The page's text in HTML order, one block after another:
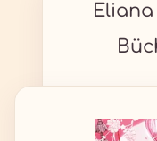
Eliana
Bildergalerie